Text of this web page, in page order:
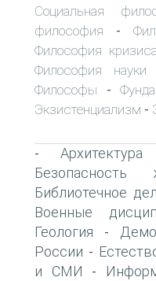
Социальная
философия -
Философия кризиса
Философия науки
Философы -
Экзистенциализм -
-
Безопасность
Библиотечное
Военные
Геология -
России -
и СМИ -